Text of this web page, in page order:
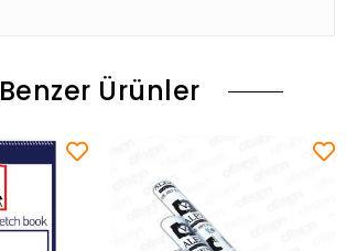
Benzer Ürünler